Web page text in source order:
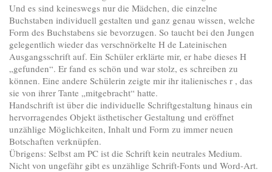
Und es sind keineswegs nur die Mädchen, die einzelne
Buchstaben individuell gestalten und ganz genau wissen, welche
Form des Buchstabens sie bevorzugen. So taucht bei den Jungen
gelegentlich wieder das verschnörkelte H de Lateinischen
Ausgangsschrift auf. Ein Schüler erklärte mir, er habe dieses H
„gefunden“. Er fand es schön und war stolz, es schreiben zu
können. Eine andere Schülerin zeigte mir ihr italienisches r , das
sie von ihrer Tante „mitgebracht“ hatte.
Handschrift ist über die individuelle Schriftgestaltung hinaus ein
hervorragendes Objekt ästhetischer Gestaltung und eröffnet
unzählige Möglichkeiten, Inhalt und Form zu immer neuen
Botschaften verknüpfen.
Übrigens: Selbst am PC ist die Schrift kein neutrales Medium.
Nicht von ungefähr gibt es unzählige Schrift-Fonts und Word-Art.